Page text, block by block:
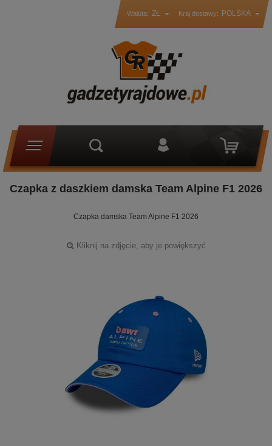
Waluta: ZŁ Kraj dostawy: POLSKA
Czapka z daszkiem damska Team Alpine F1 2026
Czapka damska Team Alpine F1 2026
Kliknij na zdjęcie, aby je powiększyć